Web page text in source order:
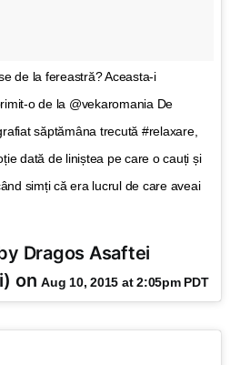
de la fereastră? Aceasta-i
o de la @vekaromania De
săptămâna trecută #relaxare,
dată de liniștea pe care o cauți și
simți că era lucrul de care aveai
Dragos Asaftei
on Aug 10, 2015 at 2:05pm PDT